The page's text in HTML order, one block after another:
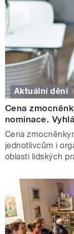
Aktuální dění
Cena
nominace.
Cena
jednotlivcům i
oblasti lidských